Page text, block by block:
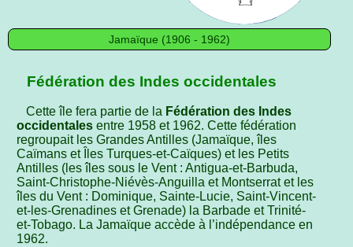
Jamaïque (1906 - 1962)
Fédération des Indes occidentales
Cette île fera partie de la Fédération des Indes
occidentales entre 1958 et 1962. Cette fédération
regroupait les Grandes Antilles (Jamaïque, îles
Caïmans et Îles Turques-et-Caïques) et les Petits
Antilles (les îles sous le Vent : Antigua-et-Barbuda,
Saint-Christophe-Niévès-Anguilla et Montserrat et les
îles du Vent : Dominique, Sainte-Lucie, Saint-Vincent-
et-les-Grenadines et Grenade) la Barbade et Trinité-
et-Tobago. La Jamaïque accède à l’indépendance en
1962.